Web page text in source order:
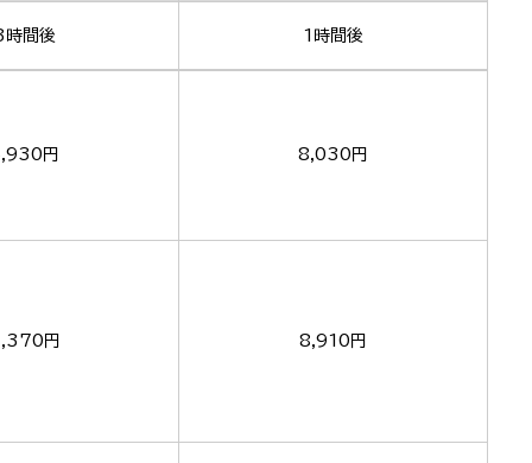
間後 1時間後
円 8,030円
円 8,910円